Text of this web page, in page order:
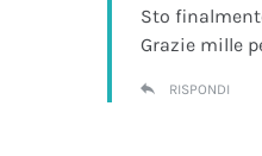
Sto
Grazie mille
RISPONDI